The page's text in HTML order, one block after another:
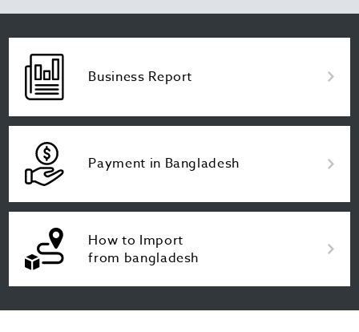
Business Report
Payment in Bangladesh
How to Import
from bangladesh